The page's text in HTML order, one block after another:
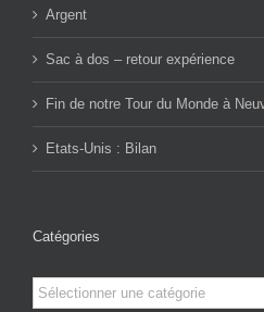
Argent
Sac à dos – retour expérience
Fin de notre Tour du Monde à
Etats-Unis : Bilan
Catégories
Catégories